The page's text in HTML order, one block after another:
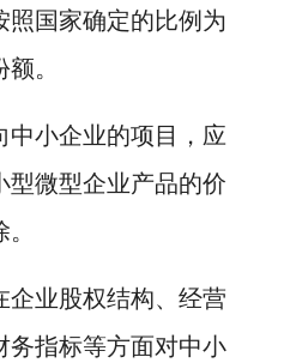
国家确定的比例为
。
中小企业的项目，应
型微型企业产品的价
企业股权结构、经营
指标等方面对中小